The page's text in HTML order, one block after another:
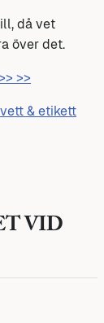
då vet
över det.
>>
& etikett
VID